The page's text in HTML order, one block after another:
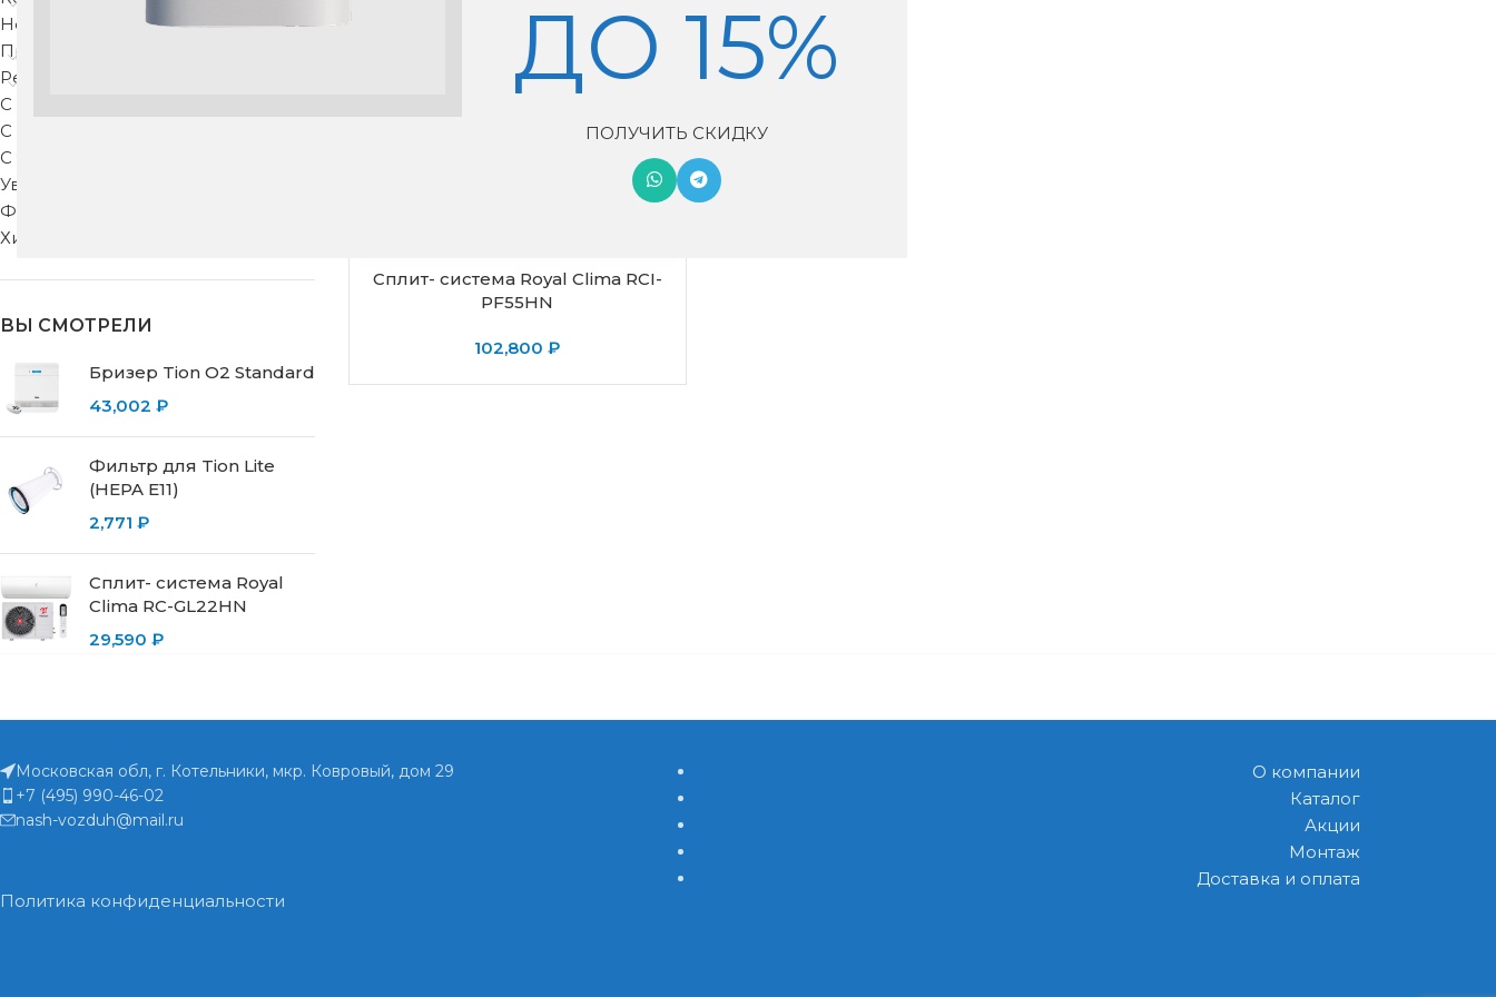
ДО 15%
ПОЛУЧИТЬ СКИДКУ
Недорогие
Приточные клапаны
Рекуператоры
С защитой от запахов
С подогревом
С тонкой фильтрацией
Увлажнители воздуха
Фильтры для вентиляции
Хиты продаж
ВЫ СМОТРЕЛИ
Бризер Tion O2 Standard
43,002 ₽
Фильтр для Tion Lite
(HEPA E11)
2,771 ₽
Сплит- система Royal
Clima RC-GL22HN
29,590 ₽
Сплит- система Royal Clima RCI-
PF55HN
102,800₽
Московская обл, г. Котельники, мкр. Ковровый, дом 29
+7 (495) 990-46-02
nash-vozduh@mail.ru
Политика конфиденциальности
О компании
Каталог
Акции
Монтаж
Доставка и оплата